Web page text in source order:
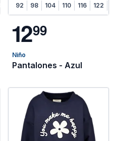
92 98 104 110 116 122
1299
Niño
Pantalones - Azul